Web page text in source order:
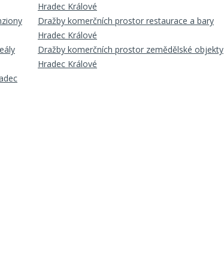
Hradec Králové
Dražby komerčních prostor restaurace a bary
Hradec Králové
Dražby komerčních prostor zemědělské objekty
Hradec Králové